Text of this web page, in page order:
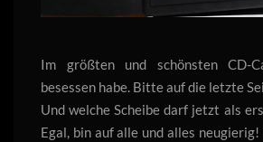
Im größten und schönsten CD-
besessen habe. Bitte auf die letzte
Und welche Scheibe darf jetzt als
Egal, bin auf alle und alles